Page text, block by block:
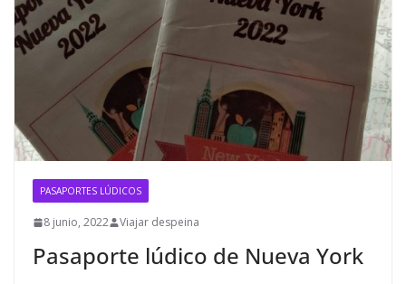
PASAPORTES LÚDICOS
8 junio, 2022 Viajar despeina
Pasaporte lúdico de Nueva York